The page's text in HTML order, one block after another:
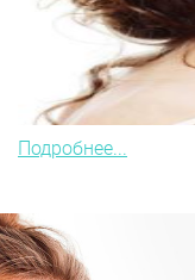
Подробнее...